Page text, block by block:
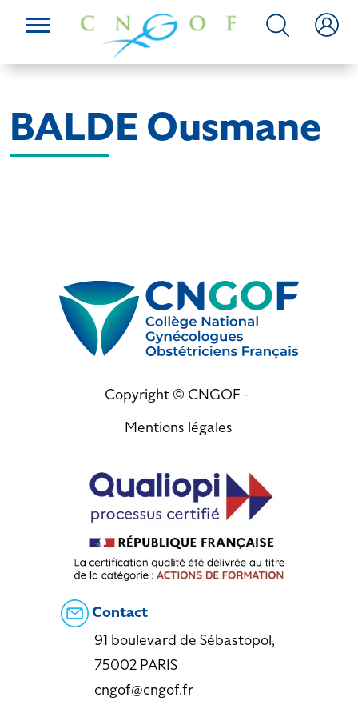
BALDE Ousmane
Copyright © CNGOF -
Mentions légales
Contact
91 boulevard de Sébastopol,
75002 PARIS
cngof@cngof.fr